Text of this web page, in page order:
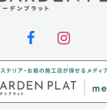
られている場合を除い
扱い業務の委託
、お客様により良いサ
部を外部に委託してお